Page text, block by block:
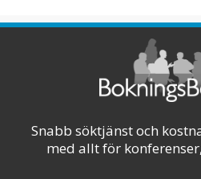
Snabb söktjänst och
med allt för